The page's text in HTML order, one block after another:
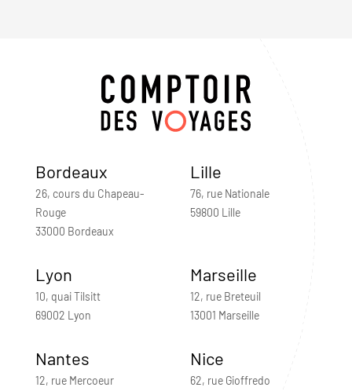
Bordeaux
26, cours du Chapeau-
Rouge
33000 Bordeaux
Lille
76, rue Nationale
59800 Lille
Lyon
10, quai Tilsitt
69002 Lyon
Marseille
12, rue Breteuil
13001 Marseille
Nantes
12, rue Mercoeur
Nice
62, rue Gioffredo